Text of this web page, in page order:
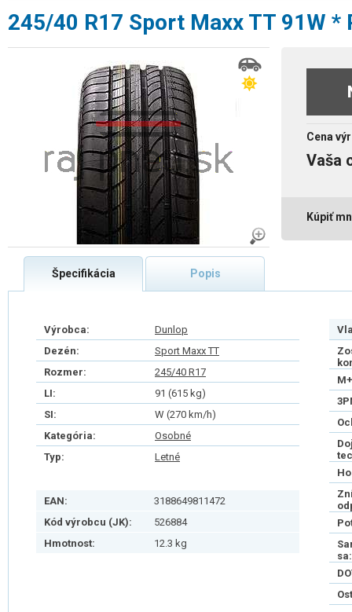
245/40 R17 Sport Maxx TT 91W *
Cena
Vaša
Kúpiť
Špecifikácia Popis
Výrobca:
Dunlop
Dezén:
Sport Maxx TT
Rozmer:
245/40 R17
LI:
91 (615 kg)
SI:
W (270 km/h)
Kategória:
Osobné
Typ:
Letné
EAN:
3188649811472
Kód výrobcu (JK):
526884
Hmotnost:
12.3 kg
sa: